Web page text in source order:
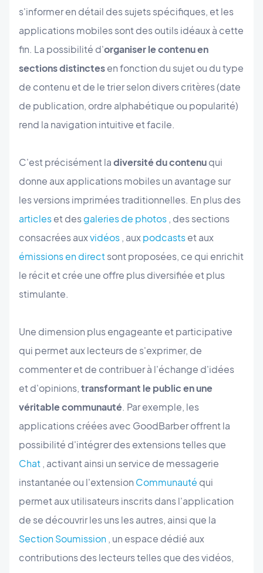
s'informer en détail des sujets spécifiques, et les
applications mobiles sont des outils idéaux à cette
fin. La possibilité d'organiser le contenu en
sections distinctesen fonction du sujet ou du type
de contenu et de le trier selon divers critères (date
de publication, ordre alphabétique ou popularité)
rend la navigation intuitive et facile.
C'est précisément ladiversité du contenuqui
donne aux applications mobiles un avantage sur
les versions imprimées traditionnelles. En plus des
articleset desgaleries de photos, des sections
consacrées auxvidéos, auxpodcastset aux
émissions en directsont proposées, ce qui enrichit
le récit et crée une offre plus diversifiée et plus
stimulante.
Une dimension plus engageante et participative
qui permet aux lecteurs de s'exprimer, de
commenter et de contribuer à l'échange d'idées
et d'opinions,transformant le public en une
véritable communauté. Par exemple, les
applications créées avec GoodBarber offrent la
possibilité d'intégrer des extensions telles que
Chat, activant ainsi un service de messagerie
instantanée ou l'extension Communauté qui
permet aux utilisateurs inscrits dans l'application
de se découvrir les uns les autres, ainsi que la
Section Soumission, un espace dédié aux
contributions des lecteurs telles que des vidéos,